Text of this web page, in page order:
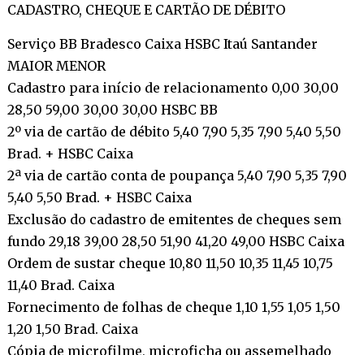
CADASTRO, CHEQUE E CARTÃO DE DÉBITO
Serviço BB Bradesco Caixa HSBC Itaú Santander
MAIOR MENOR
Cadastro para início de relacionamento 0,00 30,00
28,50 59,00 30,00 30,00 HSBC BB
2º via de cartão de débito 5,40 7,90 5,35 7,90 5,40 5,50
Brad. + HSBC Caixa
2ª via de cartão conta de poupança 5,40 7,90 5,35 7,90
5,40 5,50 Brad. + HSBC Caixa
Exclusão do cadastro de emitentes de cheques sem
fundo 29,18 39,00 28,50 51,90 41,20 49,00 HSBC Caixa
Ordem de sustar cheque 10,80 11,50 10,35 11,45 10,75
11,40 Brad. Caixa
Fornecimento de folhas de cheque 1,10 1,55 1,05 1,50
1,20 1,50 Brad. Caixa
Cópia de microfilme, microficha ou assemelhado